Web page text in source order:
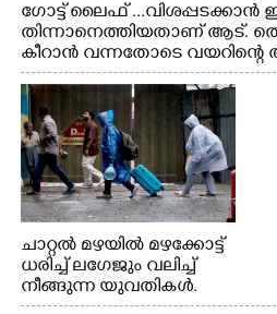
ഗോട്ട് ലൈഫ് ...വിശപ്പടക്കാൻ
തിന്നാനെത്തിയതാണ് ആട്.
കീറാൻ വന്നതോടെ
വേണ്ടിയായി ഓട്ടം.
നിന്നുള്ള കാഴ്ച
ചാറ്റൽ മഴയിൽ മഴക്കോട്ട്
ധരിച്ച് ലഗേജും വലിച്ച്
നീങ്ങുന്ന യുവതികൾ.
എറണാകുളം മേനകയിൽ